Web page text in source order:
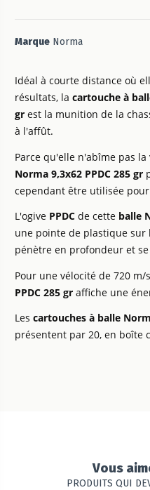
Marque Norma
Idéal à courte distance où
résultats, la cartouche à
gr est la munition de la
à l'affût.
Parce qu'elle n'abîme pas
Norma 9,3x62 PPDC 285 gr
cependant être utilisée
L'ogive PPDC de cette balle
une pointe de plastique
pénètre en profondeur et
Pour une vélocité de 720 m/
PPDC 285 gr affiche une
Les cartouches à balle
présentent par 20, en boîte
Vous
PRODUITS QUI